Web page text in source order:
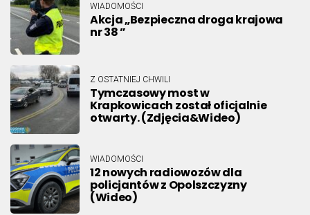
WIADOMOŚCI
Akcja „Bezpieczna droga krajowa
nr 38 ”
Z OSTATNIEJ CHWILI
Tymczasowy most w
Krapkowicach został oficjalnie
otwarty. (Zdjęcia&Wideo)
WIADOMOŚCI
12 nowych radiowozów dla
policjantów z Opolszczyzny
(Wideo)